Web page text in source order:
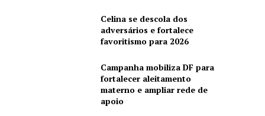
Celina se descola dos
adversários e fortalece
favoritismo para 2026
Campanha mobiliza DF para
fortalecer aleitamento
materno e ampliar rede de
apoio